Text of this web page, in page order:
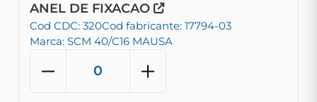
ANEL DE FIXACAO
Cod CDC: 320Cod fabricante: 17794-03
Marca: SCM 40/C16 MAUSA